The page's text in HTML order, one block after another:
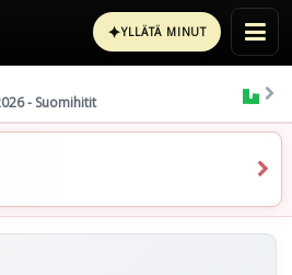
✦YLLÄTÄ MINUT
- Suomihitit